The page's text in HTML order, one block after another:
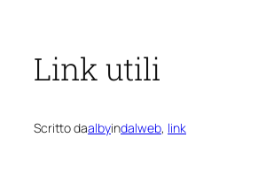
Link utili
Scritto daalbyindalweb, link